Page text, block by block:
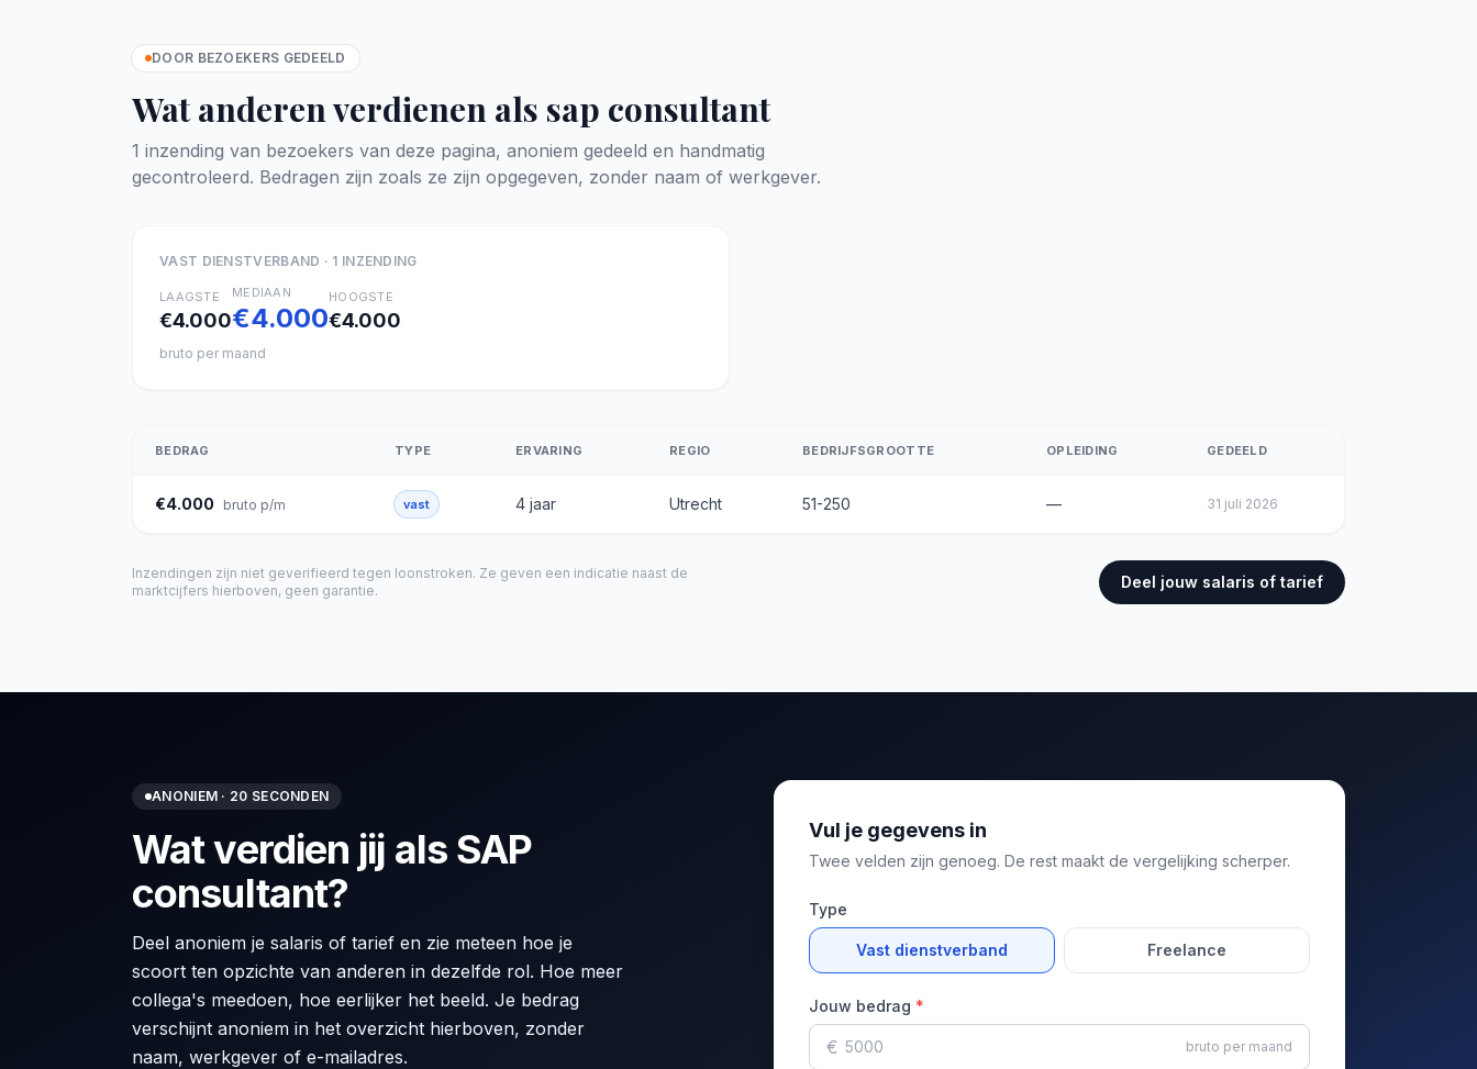
DOOR BEZOEKERS GEDEELD
Wat anderen verdienen als sap consultant
1 inzending van bezoekers van deze pagina, anoniem gedeeld en handmatig
gecontroleerd. Bedragen zijn zoals ze zijn opgegeven, zonder naam of werkgever.
VAST DIENSTVERBAND · 1 INZENDING
LAAGSTE
€4.000
MEDIAAN
€4.000
HOOGSTE
€4.000
bruto per maand
BEDRAG TYPE ERVARING REGIO BEDRIJFSGROOTTE OPLEIDING GEDEELD
€4.000 bruto p/m vast 4 jaar Utrecht 51-250 — 31 juli 2026
Inzendingen zijn niet geverifieerd tegen loonstroken. Ze geven een indicatie naast de
marktcijfers hierboven, geen garantie.
Deel jouw salaris of tarief
ANONIEM · 20 SECONDEN
Wat verdien jij als SAP
consultant?
Deel anoniem je salaris of tarief en zie meteen hoe je
scoort ten opzichte van anderen in dezelfde rol. Hoe meer
collega's meedoen, hoe eerlijker het beeld. Je bedrag
verschijnt anoniem in het overzicht hierboven, zonder
naam, werkgever of e-mailadres.
Vul je gegevens in
Twee velden zijn genoeg. De rest maakt de vergelijking scherper.
Type
Vast dienstverband Freelance
Jouw bedrag *
€ bruto per maand